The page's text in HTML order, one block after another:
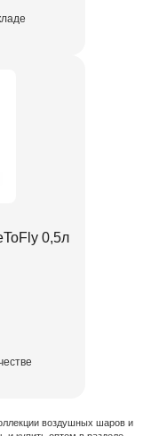
0,5л
воздушных шаров и